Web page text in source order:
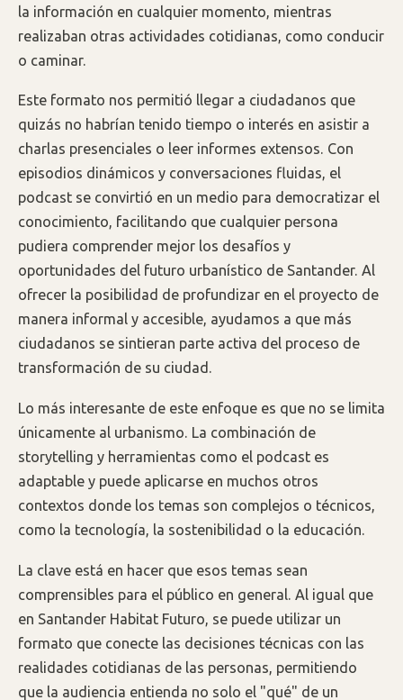
la información en cualquier momento, mientras
realizaban otras actividades cotidianas, como conducir
o caminar.
Este formato nos permitió llegar a ciudadanos que
quizás no habrían tenido tiempo o interés en asistir a
charlas presenciales o leer informes extensos. Con
episodios dinámicos y conversaciones fluidas, el
podcast se convirtió en un medio para democratizar el
conocimiento, facilitando que cualquier persona
pudiera comprender mejor los desafíos y
oportunidades del futuro urbanístico de Santander. Al
ofrecer la posibilidad de profundizar en el proyecto de
manera informal y accesible, ayudamos a que más
ciudadanos se sintieran parte activa del proceso de
transformación de su ciudad.
Lo más interesante de este enfoque es que no se limita
únicamente al urbanismo. La combinación de
storytelling y herramientas como el podcast es
adaptable y puede aplicarse en muchos otros
contextos donde los temas son complejos o técnicos,
como la tecnología, la sostenibilidad o la educación.
La clave está en hacer que esos temas sean
comprensibles para el público en general. Al igual que
en Santander Habitat Futuro, se puede utilizar un
formato que conecte las decisiones técnicas con las
realidades cotidianas de las personas, permitiendo
que la audiencia entienda no solo el "qué" de un